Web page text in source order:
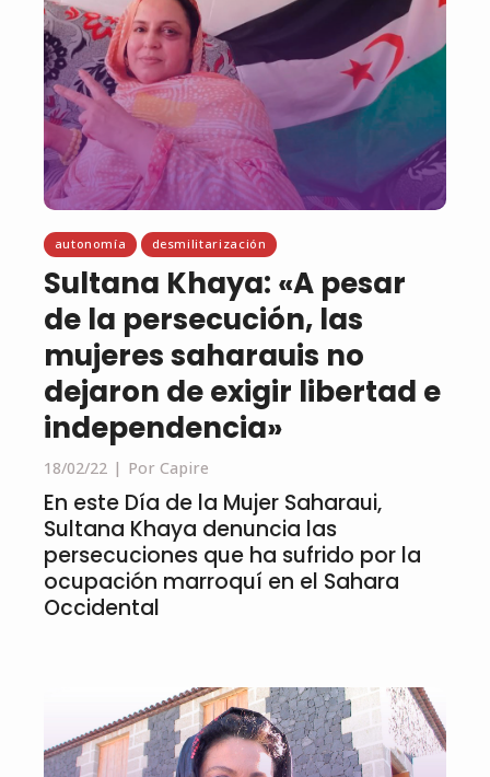
autonomía desmilitarización
Sultana Khaya: «A pesar
de la persecución, las
mujeres saharauis no
dejaron de exigir libertad e
independencia»
18/02/22 Por Capire
En este Día de la Mujer Saharaui,
Sultana Khaya denuncia las
persecuciones que ha sufrido por la
ocupación marroquí en el Sahara
Occidental